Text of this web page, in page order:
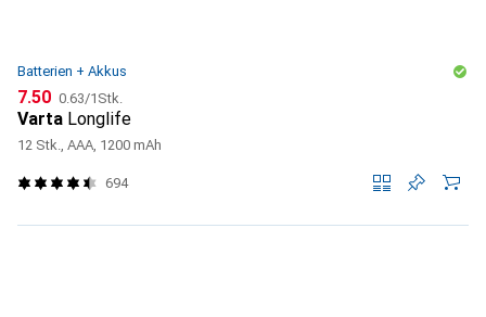
Batterien + Akkus
CHF
7.50 CHF
0.63/1Stk.
Varta Longlife
12 Stk., AAA, 1200 mAh
694